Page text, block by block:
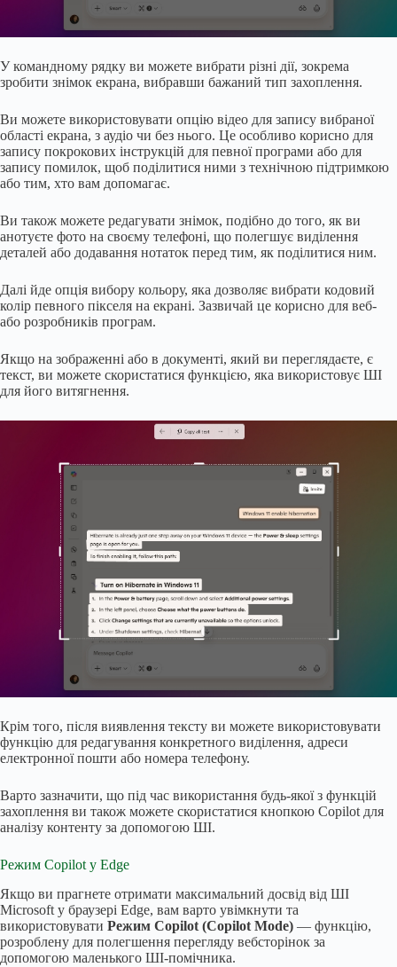
У командному рядку ви можете вибрати різні дії, зокрема
зробити знімок екрана, вибравши бажаний тип захоплення.
Ви можете використовувати опцію відео для запису вибраної
області екрана, з аудіо чи без нього. Це особливо корисно для
запису покрокових інструкцій для певної програми або для
запису помилок, щоб поділитися ними з технічною підтримкою
або тим, хто вам допомагає.
Ви також можете редагувати знімок, подібно до того, як ви
анотуєте фото на своєму телефоні, що полегшує виділення
деталей або додавання нотаток перед тим, як поділитися ним.
Далі йде опція вибору кольору, яка дозволяє вибрати кодовий
колір певного пікселя на екрані. Зазвичай це корисно для веб-
або розробників програм.
Якщо на зображенні або в документі, який ви переглядаєте, є
текст, ви можете скористатися функцією, яка використовує ШІ
для його витягнення.
Крім того, після виявлення тексту ви можете використовувати
функцію для редагування конкретного виділення, адреси
електронної пошти або номера телефону.
Варто зазначити, що під час використання будь-якої з функцій
захоплення ви також можете скористатися кнопкою Copilot для
аналізу контенту за допомогою ШІ.
Режим Copilot у Edge
Якщо ви прагнете отримати максимальний досвід від ШІ
Microsoft у браузері Edge, вам варто увімкнути та
використовувати Режим Copilot (Copilot Mode) — функцію,
розроблену для полегшення перегляду вебсторінок за
допомогою маленького ШІ-помічника.